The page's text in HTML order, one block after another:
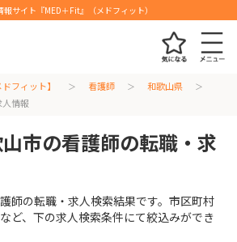
サイト『MED＋Fit』（メドフィット）
フィット】 看護師
和歌山県
情報
市の看護師の転職・求
師の転職・求人検索結果です。市区町村
ど、下の求人検索条件にて絞込みができ